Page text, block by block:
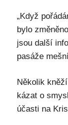
„Když
bylo
jsou další
pasáže
Několik
kázat o
účasti na